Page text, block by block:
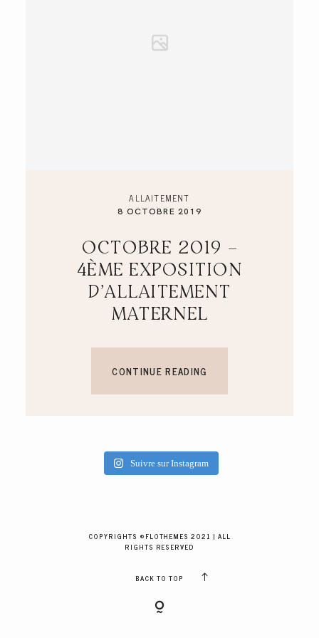
ALLAITEMENT
8 OCTOBRE 2019
OCTOBRE 2019 –
4ÈME EXPOSITION
D’ALLAITEMENT
MATERNEL
CONTINUE READING
Suivre sur Instagram
COPYRIGHTS ©FLOTHEMES 2021 | ALL
RIGHTS RESERVED
BACK TO TOP